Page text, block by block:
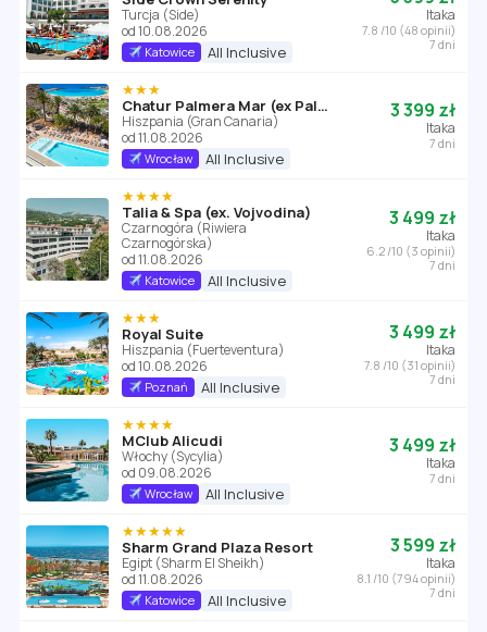
Turcja (Side)
od 10.08.2026
Katowice All Inclusive
Itaka
7.8 /10 (48 opinii)
7 dni
★★★
Chatur Palmera Mar (ex Palmera Mar Apartamentos)
Hiszpania (Gran Canaria)
od 11.08.2026
Wrocław All Inclusive
3 399 zł
Itaka
7 dni
★★★★
Talia & Spa (ex. Vojvodina)
Czarnogóra (Riwiera
Czarnogórska)
od 11.08.2026
Katowice All Inclusive
3 499 zł
Itaka
6.2 /10 (3 opinii)
7 dni
★★★
Royal Suite
Hiszpania (Fuerteventura)
od 10.08.2026
Poznań All Inclusive
3 499 zł
Itaka
7.8 /10 (31 opinii)
7 dni
★★★★
MClub Alicudi
Włochy (Sycylia)
od 09.08.2026
Wrocław All Inclusive
3 499 zł
Itaka
7 dni
★★★★★
Sharm Grand Plaza Resort
Egipt (Sharm El Sheikh)
od 11.08.2026
Katowice All Inclusive
3 599 zł
Itaka
8.1 /10 (794 opinii)
7 dni